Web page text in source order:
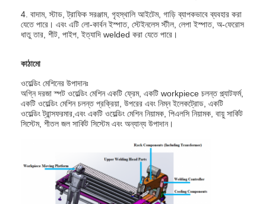
খবর
এখন চ্যাট করুন
baidu
পোর্টেবল স্পট ওয়েল্ডিং মেশিন
স্টেশনারি স্পট ওয়েল্ডিং মেশিন
4. বাদাম, স্টাড, ট্রাফিক সরঞ্জাম, গৃহস্থালি আইটেম, গাড়ি ব্যাপকভাবে ব্যবহার করা
যেতে পারে। এবং এটি লো-কার্বন ইস্পাত, স্টেইনলেস স্টীল, লেপা ইস্পাত, অ-ফেরোস
ধাতু তার, শীট, পাইপ, ইত্যাদি welded করা যেতে পারে।
কাঠামো
ওয়েল্ডিং মেশিনের উপাদানঃ
অগ্নি দরজা স্পট ওয়েল্ডিং মেশিন একটি ফ্রেম, একটি workpiece চলন্ত প্ল্যাটফর্ম,
একটি ওয়েল্ডিং মেশিন চলন্ত প্রক্রিয়া, উপরের এবং নিম্ন ইলেকট্রোড, একটি
ওয়েল্ডিং ট্রান্সফরমার,এবং একটি ওয়েল্ডিং মেশিন নিয়ামক, পিএলসি নিয়ামক, বায়ু সার্কিট
সিস্টেম, শীতল জল সার্কিট সিস্টেম এবং অন্যান্য উপাদান।